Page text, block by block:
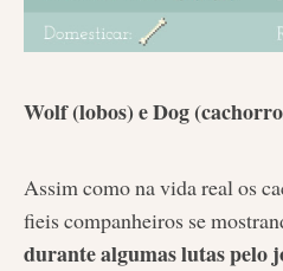
Wolf (lobos) e Dog
Assim como na vida real os
fieis companheiros se
durante algumas lutas pelo